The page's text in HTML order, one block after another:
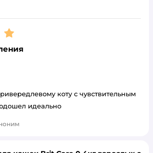
коту с чувствительным
идеально